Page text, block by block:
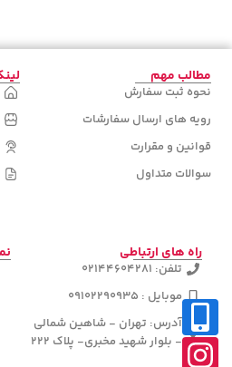
مطالب مهم
نحوه ثبت سفارش
رویه های ارسال سفارشات
قوانین و مقرارت
سوالات متداول
راه های ارتباطی
تلفن: 02144604281
موبایل : 09102290935
آدرس: تهران - شاهین شمالی
- بلوار شهید مخبری- پلاک 222